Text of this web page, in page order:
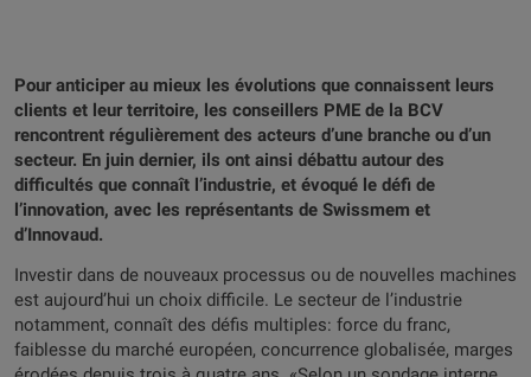
Pour anticiper au mieux les évolutions que connaissent leurs
clients et leur territoire, les conseillers PME de la BCV
rencontrent régulièrement des acteurs d’une branche ou d’un
secteur. En juin dernier, ils ont ainsi débattu autour des
difficultés que connaît l’industrie, et évoqué le défi de
l’innovation, avec les représentants de Swissmem et
d’Innovaud.
Investir dans de nouveaux processus ou de nouvelles machines
est aujourd’hui un choix difficile. Le secteur de l’industrie
notamment, connaît des défis multiples: force du franc,
faiblesse du marché européen, concurrence globalisée, marges